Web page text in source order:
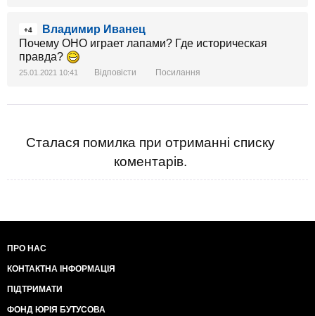
+4
Владимир Иванец
Почему ОНО играет лапами? Где историческая
правда?
25.01.2021 10:41 Відповісти Посилання
Сталася помилка при отриманні списку
коментарів.
ПРО НАС
КОНТАКТНА ІНФОРМАЦІЯ
ПІДТРИМАТИ
ФОНД ЮРІЯ БУТУСОВА